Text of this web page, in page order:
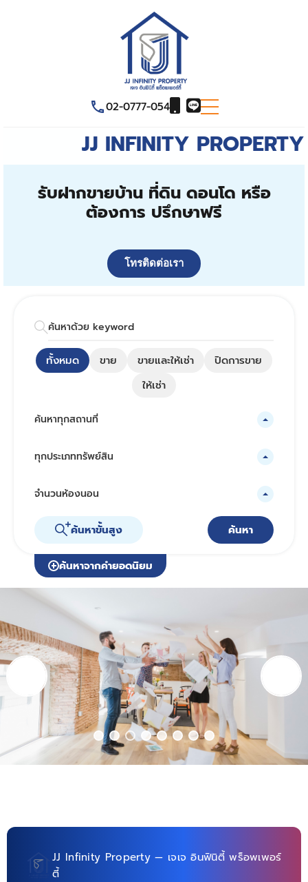
02-0777-054
JJ INFINITY PROPERTY
รับฝากขายบ้าน ที่ดิน ดอนโด หรือ
ต้องการ ปรึกษาฟรี
โทรติดต่อเรา
ทั้งหมด ขาย ขายและให้เช่า
ปิดการขาย
ให้เช่า
ค้นหาทุกสถานที่
ทุกประเภททรัพย์สิน
จำนวนห้องนอน
ค้นหาขั้นสูง ค้นหา
ค้นหาจากคำยอดนิยม
JJ Infinity Property — เจเจ อินฟินิตี้ พร็อพเพอร์
ตี้